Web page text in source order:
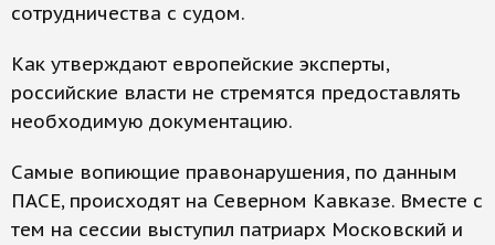
сотрудничества с судом.
Как утверждают европейские эксперты,
российские власти не стремятся предоставлять
необходимую документацию.
Самые вопиющие правонарушения, по данным
ПАСЕ, происходят на Северном Кавказе. Вместе с
тем на сессии выступил патриарх Московский и